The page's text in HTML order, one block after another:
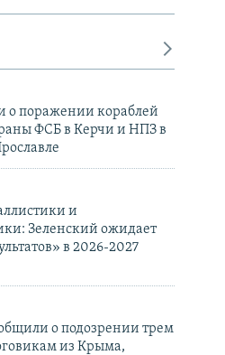
о поражении кораблей
ФСБ в Керчи и НПЗ в
и
Зеленский ожидает
в 2026-2027
о подозрении трем
из Крыма,